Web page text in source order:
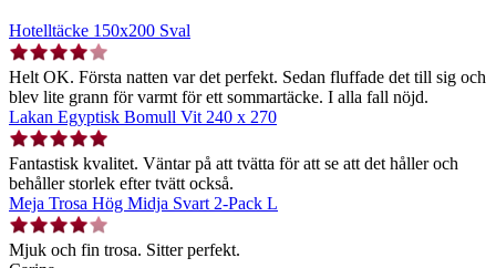
Hotelltäcke 150x200 Sval
Helt OK. Första natten var det perfekt. Sedan fluffade det till sig och
blev lite grann för varmt för ett sommartäcke. I alla fall nöjd.
Lakan Egyptisk Bomull Vit 240 x 270
Fantastisk kvalitet. Väntar på att tvätta för att se att det håller och
behåller storlek efter tvätt också.
Meja Trosa Hög Midja Svart 2-Pack L
Mjuk och fin trosa. Sitter perfekt.